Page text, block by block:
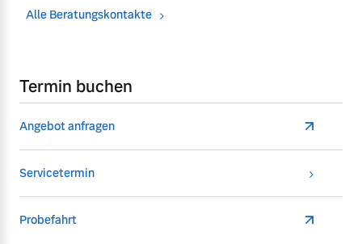
Alle Beratungskontakte
Termin buchen
Angebot anfragen
Servicetermin
Probefahrt